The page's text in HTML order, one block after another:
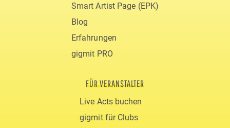
Smart Artist Page (EPK)
Blog
Erfahrungen
gigmit PRO
FÜR VERANSTALTER
Live Acts buchen
gigmit für Clubs